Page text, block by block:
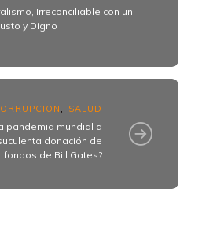
Irreconciliable con un
y Digno
SALUD
pandemia mundial a
donación de
fondos de Bill Gates?